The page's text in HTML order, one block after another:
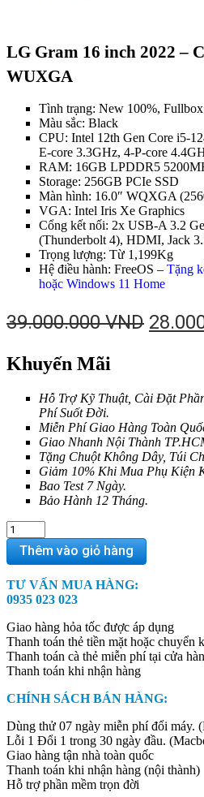
LG Gram 16 inch 2022 –
WUXGA
Tình trạng: New 100%, Fullbox
Màu sắc: Black
CPU: Intel 12th Gen Core i5-
E-core 3.3GHz, 4-P-core
RAM: 16GB LPDDR5
Storage: 256GB PCIe SSD
Màn hình: 16.0″ WQXGA
VGA: Intel Iris Xe Graphics
Cổng kết nối: 2x USB-A 3.2
(Thunderbolt 4), HDMI, Jack
Trọng lượng: Từ 1,199Kg
Hệ điều hành: FreeOS – Tặng
hoặc Windows 11 Home
39.000.000VND Giá
Khuyến Mãi
Hỗ Trợ Kỹ Thuật, Cài Đặt
Phí Suốt Đời.
Miễn Phí Giao Hàng Toàn
Giao Nhanh Nội Thành
Tặng Chuột Không Dây, Túi
Giảm 10% Khi Mua Phụ Kiện
Bao Test 7 Ngày.
Bảo Hành 12 Tháng.
LG
Gram
2022
-
i7/16GB/256GB
WUXGA
quantity
Thêm vào giỏ hàng
TƯ VẤN MUA HÀNG:
0935 023 023
Giao hàng hỏa tốc được áp dụng
Thanh toán thẻ tiền mặt hoặc chuyển
Thanh toán cà thẻ miễn phí tại cửa
Thanh toán khi nhận hàng
CHÍNH SÁCH BÁN HÀNG:
Dùng thử 07 ngày miễn phí đổi máy.
Lỗi 1 Đổi 1 trong 30 ngày đầu.
Giao hàng tận nhà toàn quốc
Thanh toán khi nhận hàng (nội thành)
Hỗ trợ phần mềm trọn đời